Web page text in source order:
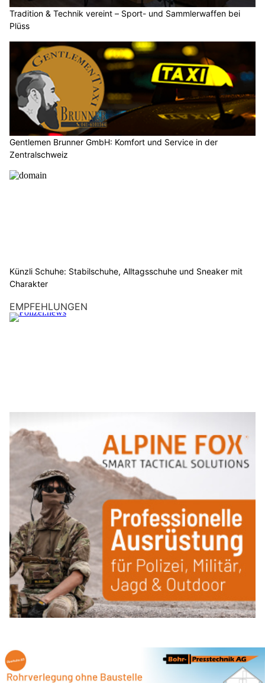
Tradition & Technik vereint – Sport- und Sammlerwaffen bei
Plüss
Gentlemen Brunner GmbH: Komfort und Service in der
Zentralschweiz
Künzli Schuhe: Stabilschuhe, Alltagsschuhe und Sneaker mit
Charakter
EMPFEHLUNGEN